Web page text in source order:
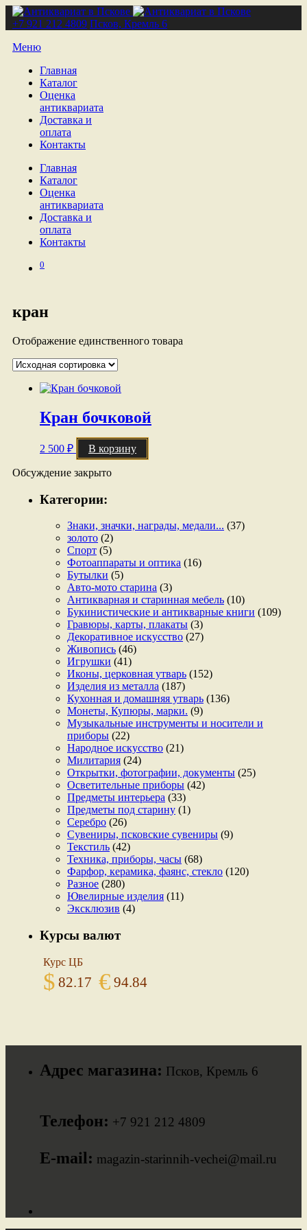
+7 921 212 4809 Псков, Кремль 6
Меню
Главная
Каталог
Оценка
антиквариата
Доставка и
оплата
Контакты
Главная
Каталог
Оценка
антиквариата
Доставка и
оплата
Контакты
0
кран
Отображение единственного товара
Кран бочковой
2 500 ₽ В корзину
Обсуждение закрыто
Категории:
Знаки, значки, награды, медали... (37)
золото (2)
Спорт (5)
Фотоаппараты и оптика (16)
Бутылки (5)
Авто-мото старина (3)
Антикварная и старинная мебель (10)
Букинистические и антикварные книги (109)
Гравюры, карты, плакаты (3)
Декоративное искусство (27)
Живопись (46)
Игрушки (41)
Иконы, церковная утварь (152)
Изделия из металла (187)
Кухонная и домашняя утварь (136)
Монеты, Купюры, марки. (9)
Музыкальные инструменты и носители и
приборы (22)
Народное искусство (21)
Милитария (24)
Открытки, фотографии, документы (25)
Осветительные приборы (42)
Предметы интерьера (33)
Предметы под старину (1)
Серебро (26)
Сувениры, псковские сувениры (9)
Текстиль (42)
Техника, приборы, часы (68)
Фарфор, керамика, фаянс, стекло (120)
Разное (280)
Ювелирные изделия (11)
Эксклюзив (4)
Курсы валют
Курс ЦБ
$ 82.17 € 94.84
Адрес магазина: Псков, Кремль 6
Телефон: +7 921 212 4809
E-mail: magazin-starinnih-vechei@mail.ru